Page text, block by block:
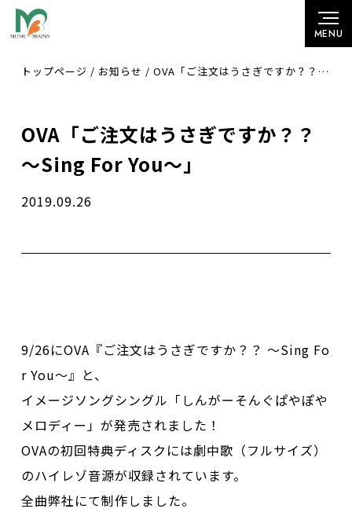
トップページ / お知らせ / OVA「ご注文はうさぎですか？？ ～Sing For You～」
OVA「ご注文はうさぎですか？？
～Sing For You～」
2019.09.26
9/26にOVA『ご注文はうさぎですか？？ ～Sing Fo
r You～』と、
イメージソングシングル「しんがーそんぐぱやぽや
メロディー」が発売されました！
OVAの初回特典ディスクには劇中歌（フルサイズ）
のハイレゾ音源が収録されています。
全曲弊社にて制作しました。